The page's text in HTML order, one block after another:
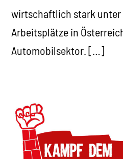
wirtschaftlich stark unter
Arbeitsplätze in
Automobilsektor. […]